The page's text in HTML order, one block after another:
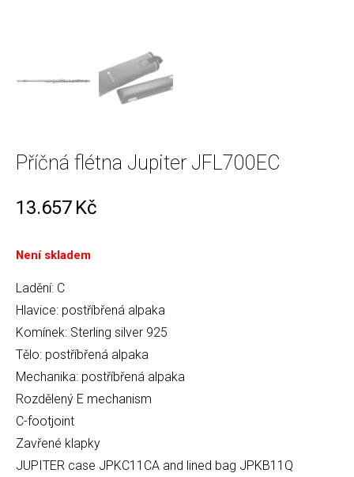
Příčná flétna Jupiter JFL700EC
13.657 Kč
Není skladem
Ladění: C
Hlavice: postříbřená alpaka
Komínek: Sterling silver 925
Tělo: postříbřená alpaka
Mechanika: postříbřená alpaka
Rozdělený E mechanism
C-footjoint
Zavřené klapky
JUPITER case JPKC11CA and lined bag JPKB11Q